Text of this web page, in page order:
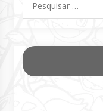
por: